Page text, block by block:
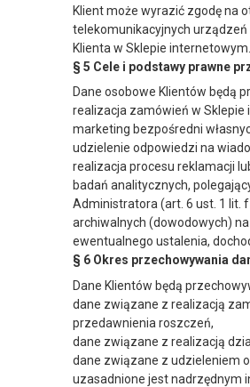
Klient może wyrazić zgodę na
telekomunikacyjnych
Klienta w Sklepie internetowym.
§ 5 Cele i podstawy prawne
Dane osobowe Klientów będą
realizacja zamówień w Sklepie
marketing bezpośredni
udzielenie odpowiedzi na
realizacja procesu reklamacji
badań analitycznych,
Administratora (art. 6 ust. 1 lit. f
archiwalnych (dowodowych)
ewentualnego ustalenia,
§ 6 Okres przechowywania
Dane Klientów będą
dane związane z realizacją
przedawnienia roszczeń,
dane związane z realizacją
dane związane z udzieleniem
uzasadnione jest nadrzędnym